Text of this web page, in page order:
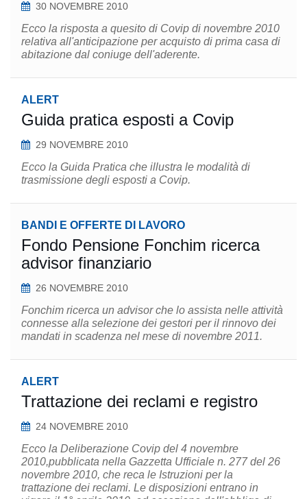
30 NOVEMBRE 2010
Ecco la risposta a quesito di Covip di novembre 2010
relativa all'anticipazione per acquisto di prima casa di
abitazione dal coniuge dell'aderente.
ALERT
Guida pratica esposti a Covip
29 NOVEMBRE 2010
Ecco la Guida Pratica che illustra le modalità di
trasmissione degli esposti a Covip.
BANDI E OFFERTE DI LAVORO
Fondo Pensione Fonchim ricerca
advisor finanziario
26 NOVEMBRE 2010
Fonchim ricerca un advisor che lo assista nelle attività
connesse alla selezione dei gestori per il rinnovo dei
mandati in scadenza nel mese di novembre 2011.
ALERT
Trattazione dei reclami e registro
24 NOVEMBRE 2010
Ecco la Deliberazione Covip del 4 novembre
2010,pubblicata nella Gazzetta Ufficiale n. 277 del 26
novembre 2010, che reca le Istruzioni per la
trattazione dei reclami. Le disposizioni entrano in